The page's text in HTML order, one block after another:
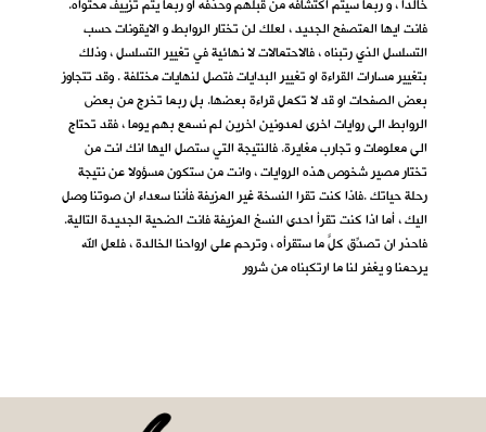
خالدا ، و ربما سيتم اكتشافه من قبلهم وحذفه او ربما يتم تزييف محتواه.
فانت ايها المتصفح الجديد ، لعلك لن تختار الروابط و الايقونات حسب
التسلسل الذي رتبناه ، فالاحتمالات لا نهائية في تغيير التسلسل ، وذلك
بتغيير مسارات القراءة او تغيير البدايات فتصل لنهايات مختلفة . وقد تتجاوز
بعض الصفحات او قد لا تكمل قراءة بعضها. بل ربما تخرج من بعض
الروابط الى روايات اخرى لمدونين اخرين لم نسمع بهم يوما ، فقد تحتاج
الى معلومات و تجارب مغايرة. فالنتيجة التي ستصل اليها انك انت من
تختار مصير شخوص هذه الروايات ، وانت من ستكون مسؤولا عن نتيجة
رحلة حياتك .فاذا كنت تقرا النسخة غير المزيفة فأننا سعداء ان صوتنا وصل
اليك ، أما اذا كنت تقرأ احدى النسخ المزيفة فانت الضحية الجديدة التالية.
فاحذر ان تصدِّق كلَّ ما ستقرأه ، وترحم على ارواحنا الخالدة ، فلعل الله
يرحمنا و يغفر لنا ما ارتكبناه من شرور